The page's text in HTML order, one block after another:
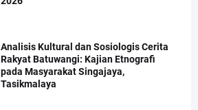
Analisis Kultural dan Sosiologis Cerita
Rakyat Batuwangi: Kajian Etnografi
pada Masyarakat Singajaya,
Tasikmalaya